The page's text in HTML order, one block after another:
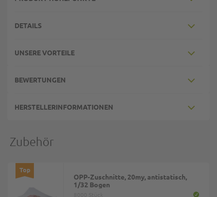
DETAILS
UNSERE VORTEILE
BEWERTUNGEN
HERSTELLERINFORMATIONEN
Zubehör
Top
OPP-Zuschnitte, 20my, antistatisch,
1/32 Bogen